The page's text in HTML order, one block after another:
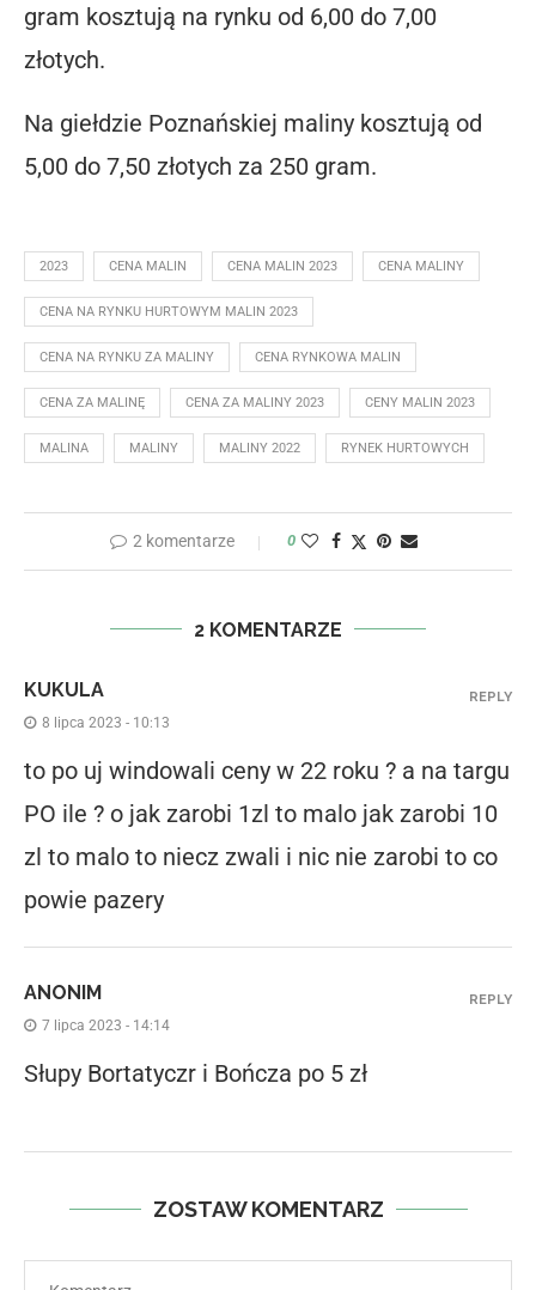
gram kosztują na rynku od 6,00 do 7,00
złotych.
Na giełdzie Poznańskiej maliny kosztują od
5,00 do 7,50 złotych za 250 gram.
2023 CENA MALIN CENA MALIN 2023 CENA MALINY
CENA NA RYNKU HURTOWYM MALIN 2023
CENA NA RYNKU ZA MALINY CENA RYNKOWA MALIN
CENA ZA MALINĘ CENA ZA MALINY 2023 CENY MALIN 2023
MALINA MALINY MALINY 2022 RYNEK HURTOWYCH
2 komentarze 0
2 KOMENTARZE
KUKULA
8 lipca 2023 - 10:13
to po uj windowali ceny w 22 roku ? a na targu
PO ile ? o jak zarobi 1zl to malo jak zarobi 10
zl to malo to niecz zwali i nic nie zarobi to co
powie pazery
REPLY
ANONIM
7 lipca 2023 - 14:14
Słupy Bortatyczr i Bończa po 5 zł
REPLY
ZOSTAW KOMENTARZ